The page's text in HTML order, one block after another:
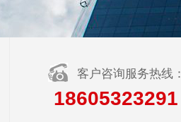
客户咨询服务热线：
18605323291